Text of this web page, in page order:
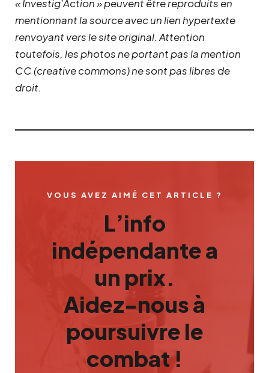
« Investig’Action » peuvent être reproduits en
mentionnant la source avec un lien hypertexte
renvoyant vers le site original. Attention
toutefois, les photos ne portant pas la mention
CC (creative commons) ne sont pas libres de
droit.
VOUS AVEZ AIMÉ CET ARTICLE ?
L’info
indépendante a
un prix.
Aidez-nous à
poursuivre le
combat !